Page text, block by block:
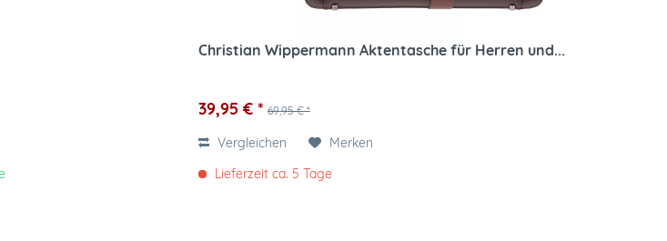
Christian Wippermann Aktentasche für Herren und...
39,95 € * 69,95 € *
Vergleichen
Merken
Lieferzeit ca. 5 Tage